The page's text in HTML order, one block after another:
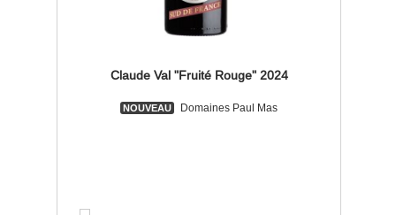
Claude Val "Fruité Rouge" 2024
NOUVEAU Domaines Paul Mas